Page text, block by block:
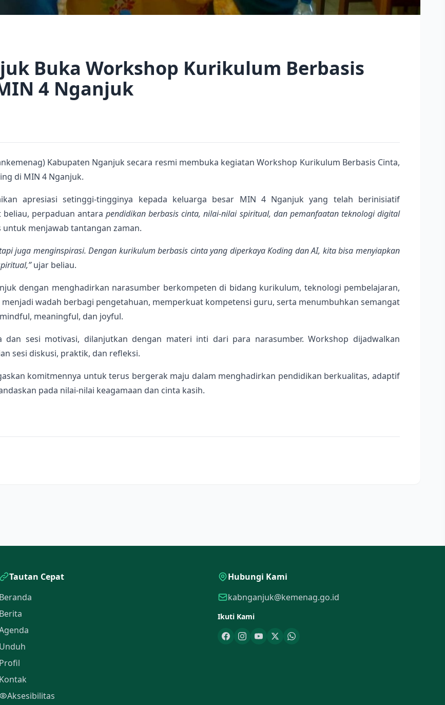
Buka Workshop Kurikulum Berbasis
4 Nganjuk
Kabupaten Nganjuk secara resmi membuka kegiatan Workshop Kurikulum Berbasis Cinta,
di MIN 4 Nganjuk.
apresiasi setinggi-tingginya kepada keluarga besar MIN 4 Nganjuk yang telah berinisiatif
perpaduan antara pendidikan berbasis cinta, nilai-nilai spiritual, dan pemanfaatan teknologi digital
menjawab tantangan zaman.
juga menginspirasi. Dengan kurikulum berbasis cinta yang diperkaya Koding dan AI, kita bisa menyiapkan
ujar beliau.
dengan menghadirkan narasumber berkompeten di bidang kurikulum, teknologi pembelajaran,
wadah berbagi pengetahuan, memperkuat kompetensi guru, serta menumbuhkan semangat
meaningful, dan joyful.
sesi motivasi, dilanjutkan dengan materi inti dari para narasumber. Workshop dijadwalkan
sesi diskusi, praktik, dan refleksi.
komitmennya untuk terus bergerak maju dalam menghadirkan pendidikan berkualitas, adaptif
pada nilai-nilai keagamaan dan cinta kasih.
Tautan Cepat
Beranda
Berita
Unduh
Profil
Kontak
Aksesibilitas
Hubungi Kami
kabnganjuk@kemenag.go.id
Ikuti Kami